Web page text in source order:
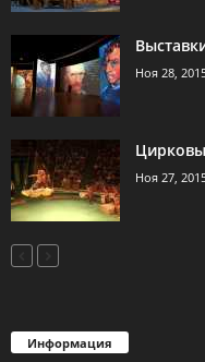
Ноя 28,
Ноя 27,
Информация